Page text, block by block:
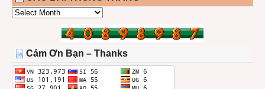
CÁC
THÁNG
Cảm Ơn Bạn – Thanks